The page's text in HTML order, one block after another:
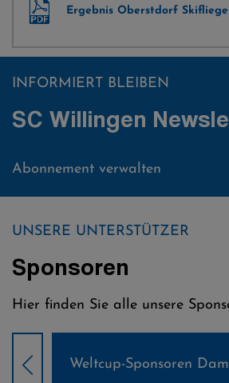
Ergebnis Oberstdorf
INFORMIERT BLEIBEN
SC Willingen
Abonnement verwalten
UNSERE UNTERSTÜTZER
Sponsoren
Hier finden Sie alle unsere
Weltcup-Sponsoren